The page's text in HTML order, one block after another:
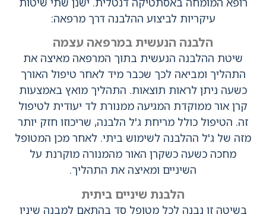
עיקריות לביצוע ההלבנה דרך מרפאה:
הלבנה הנעשית במרפאה עצמה
שיטת ההלבנה הנעשית בתוך המרפאה מאיצה את
התהליך ומביאה לכך שכבר מיד לאחר טיפול האורך
כשעה ניתן לראות תוצאות. התהליך מואץ באמצעות
קרן אור ממוקדת המגיעה ממנורת לד יעודית לטיפול
זה. הטיפול כולל מריחת ג'ל הלבנה, שריכוזו חזק יותר
מזה של ג'ל ההלבנה לשימוש ביתי. לאחר מכן המטופל
מחכה כשעה כשקרן האור מהמנורה מוקרנת על
השיניים ומאיצה את התהליך.
הלבנת שיניים ביתית​
בשיטה זו נבנה לכל מטופל סד בהתאם למבנה שיניו